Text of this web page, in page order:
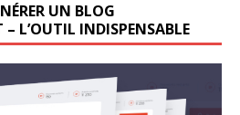
UN BLOG
L’OUTIL INDISPENSABLE